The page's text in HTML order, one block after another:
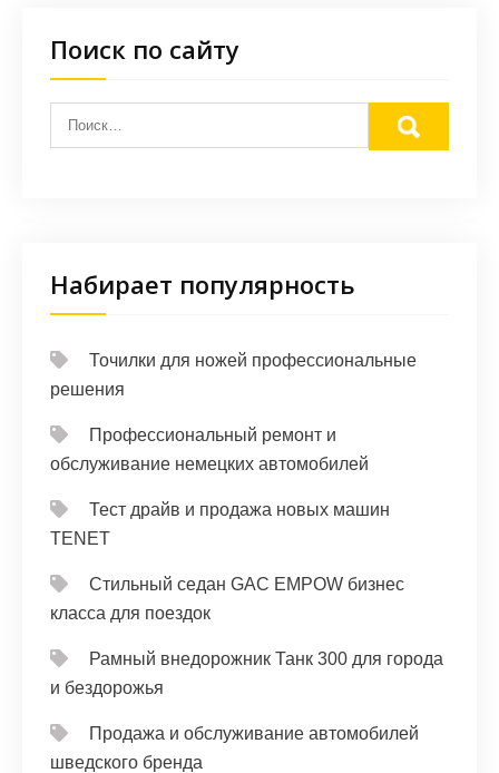
Поиск по сайту
Набирает популярность
Точилки для ножей профессиональные
решения
Профессиональный ремонт и
обслуживание немецких автомобилей
Тест драйв и продажа новых машин
TENET
Стильный седан GAC EMPOW бизнес
класса для поездок
Рамный внедорожник Танк 300 для города
и бездорожья
Продажа и обслуживание автомобилей
шведского бренда